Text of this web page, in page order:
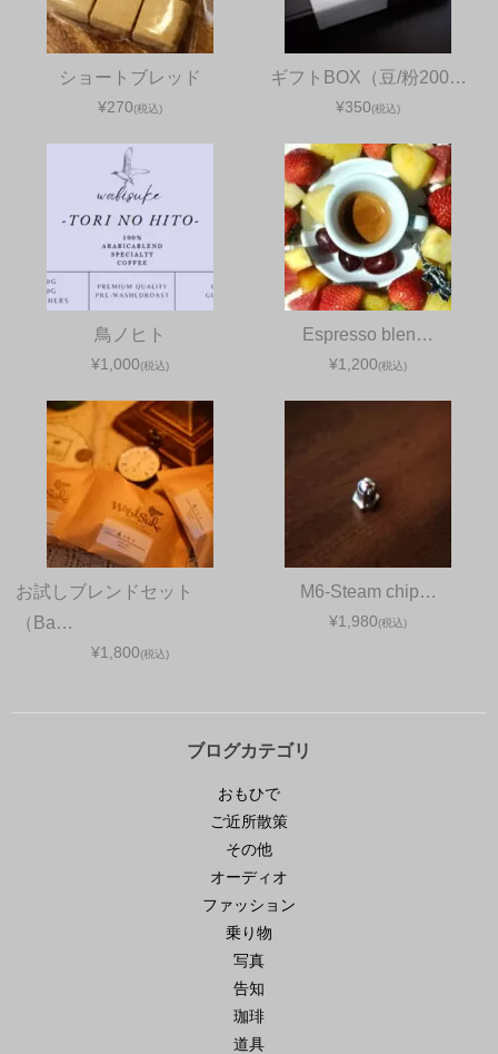
ショートブレッド
¥270(税込)
ギフトBOX（豆/粉200…
¥350(税込)
鳥ノヒト
¥1,000(税込)
Espresso blen…
¥1,200(税込)
お試しブレンドセット
（Ba…
¥1,800(税込)
M6-Steam chip…
¥1,980(税込)
ブログカテゴリ
おもひで
ご近所散策
その他
オーディオ
ファッション
乗り物
写真
告知
珈琲
道具